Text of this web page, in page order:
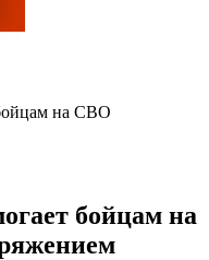
на СВО
бойцам на